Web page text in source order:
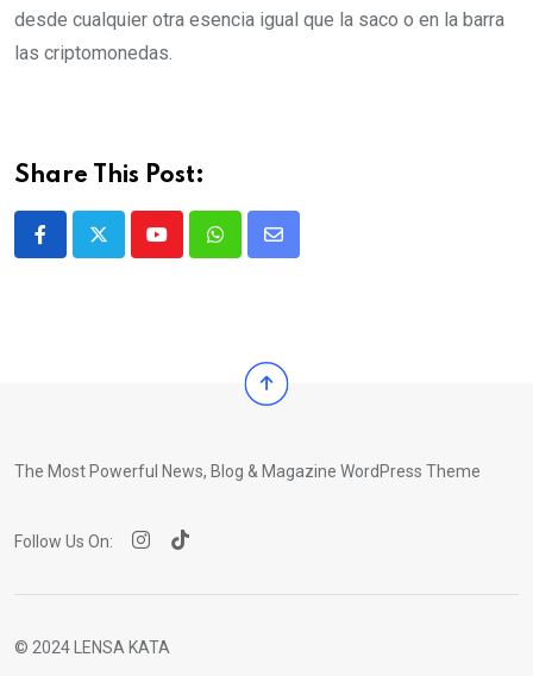
desde cualquier otra esencia igual que la saco o en la barra
las criptomonedas.
Share This Post:
YoutubeWhatsappShare
The Most Powerful News, Blog & Magazine WordPress Theme
Follow Us On:
© 2024 LENSA KATA